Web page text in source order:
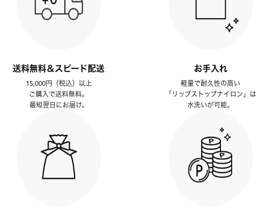
送料無料＆スピード配送
15,000円（税込）以上
ご購入で送料無料。
最短翌日にお届け。
お手入れ
軽量で耐久性の高い
「リップストップナイロン」は
水洗いが可能。